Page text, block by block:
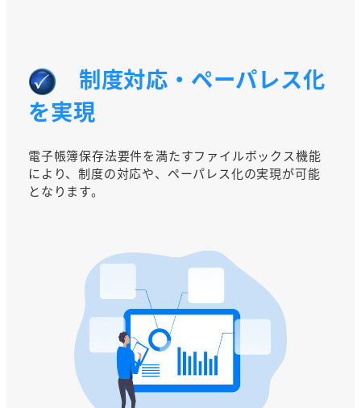
制度対応・ペーパレス化
を実現
電子帳簿保存法要件を満たすファイルボックス機能
により、制度の対応や、ペーパレス化の実現が可能
となります。